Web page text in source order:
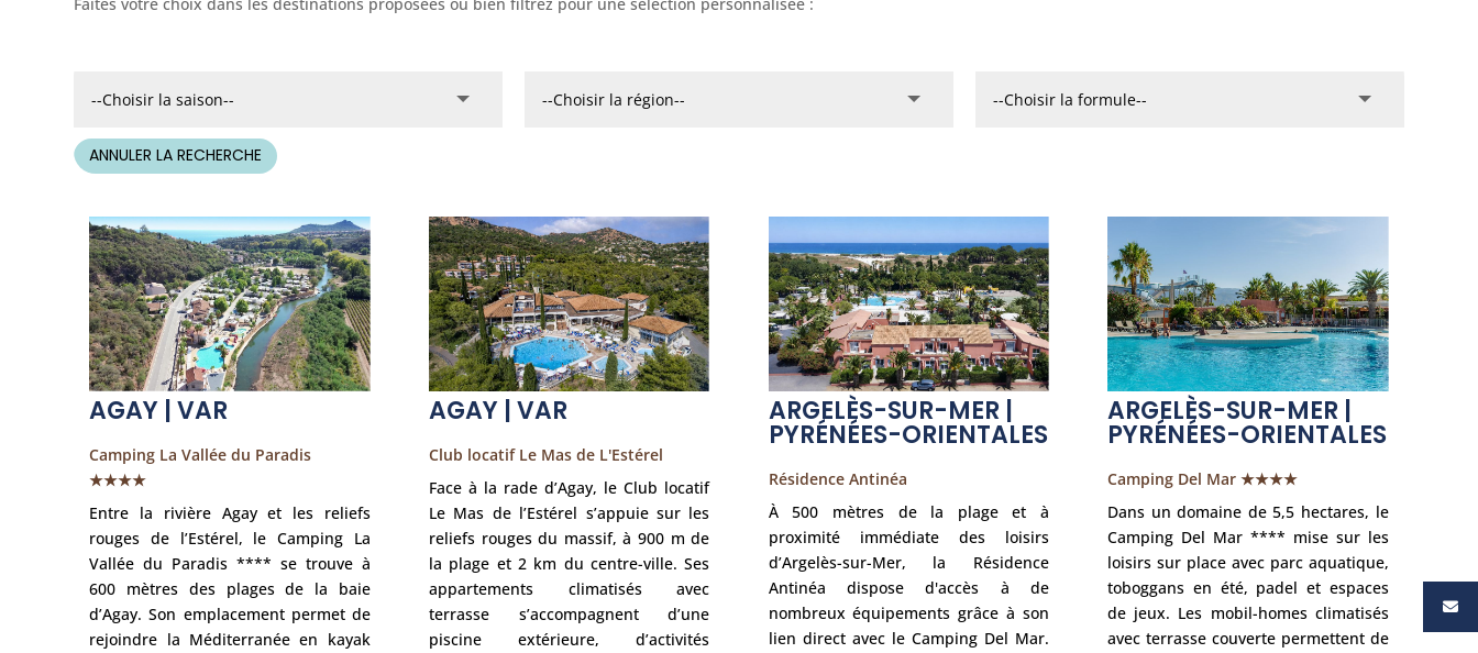
Faites votre choix dans les destinations proposées ou bien filtrez pour une sélection personnalisée :
ANNULER LA RECHERCHE
AGAY | VAR
Camping La Vallée du Paradis
★★★★
Entre la rivière Agay et les reliefs
rouges de l’Estérel, le Camping La
Vallée du Paradis **** se trouve à
600 mètres des plages de la baie
d’Agay. Son emplacement permet de
rejoindre la Méditerranée en kayak
AGAY | VAR
Club locatif Le Mas de L'Estérel
Face à la rade d’Agay, le Club locatif
Le Mas de l’Estérel s’appuie sur les
reliefs rouges du massif, à 900 m de
la plage et 2 km du centre-ville. Ses
appartements climatisés avec
terrasse s’accompagnent d’une
piscine extérieure, d’activités
ARGELÈS-SUR-MER |
PYRÉNÉES-ORIENTALES
Résidence Antinéa
À 500 mètres de la plage et à
proximité immédiate des loisirs
d’Argelès-sur-Mer, la Résidence
Antinéa dispose d'accès à de
nombreux équipements grâce à son
lien direct avec le Camping Del Mar.
ARGELÈS-SUR-MER |
PYRÉNÉES-ORIENTALES
Camping Del Mar ★★★★
Dans un domaine de 5,5 hectares, le
Camping Del Mar **** mise sur les
loisirs sur place avec parc aquatique,
toboggans en été, padel et espaces
de jeux. Les mobil-homes climatisés
avec terrasse couverte permettent de